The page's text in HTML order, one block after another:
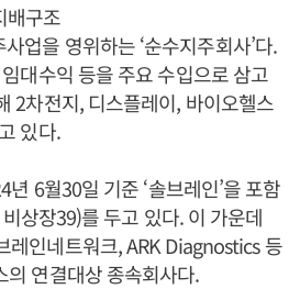
구조
업을 영위하는 ‘순수지주회사’다.
대수익 등을 주요 수입으로 삼고
2차전지, 디스플레이, 바이오헬스
있다.
6월30일 기준 ‘솔브레인’을 포함
상장39)를 두고 있다. 이 가운데
레인네트워크, ARK Diagnostics 등
연결대상 종속회사다.